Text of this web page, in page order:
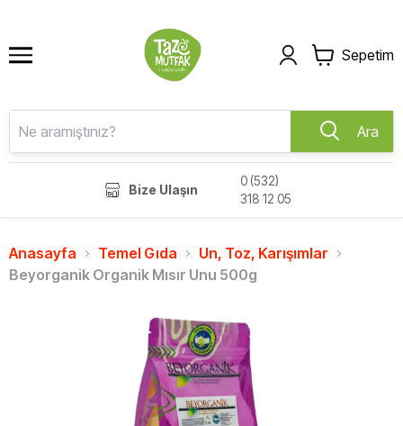
Sepetim
Ara
Bize Ulaşın
0 (532)
318 12 05
Anasayfa Temel Gıda
Un, Toz, Karışımlar
Beyorganik Organik Mısır Unu 500g